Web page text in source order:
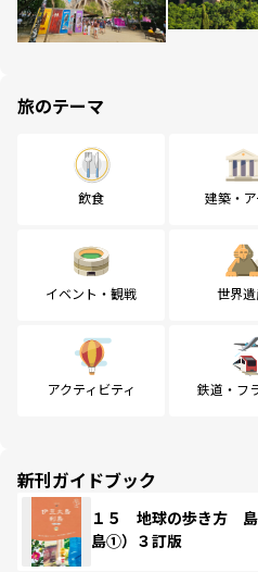
旅のテーマ
飲食 建築・ア
イベント・観戦 世界
アクティビティ 鉄道・フ
新刊ガイドブック
１５ 地球の歩き方
島①）３訂版